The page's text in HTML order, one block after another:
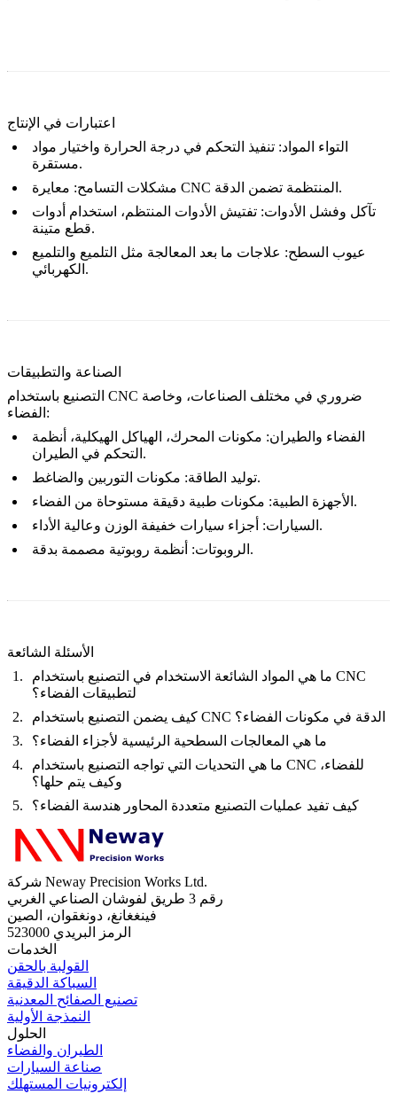
اعتبارات في الإنتاج
التواء المواد: تنفيذ التحكم في درجة الحرارة واختيار مواد
مستقرة.
مشكلات التسامح: معايرة CNC المنتظمة تضمن الدقة.
تآكل وفشل الأدوات: تفتيش الأدوات المنتظم، استخدام أدوات
قطع متينة.
عيوب السطح: علاجات ما بعد المعالجة مثل التلميع والتلميع
الكهربائي.
الصناعة والتطبيقات
التصنيع باستخدام CNC ضروري في مختلف الصناعات، وخاصة
الفضاء:
الفضاء والطيران: مكونات المحرك، الهياكل الهيكلية، أنظمة
التحكم في الطيران.
توليد الطاقة: مكونات التوربين والضاغط.
الأجهزة الطبية : مكونات طبية دقيقة مستوحاة من الفضاء.
السيارات : أجزاء سيارات خفيفة الوزن وعالية الأداء.
الروبوتات : أنظمة روبوتية مصممة بدقة.
الأسئلة الشائعة
ما هي المواد الشائعة الاستخدام في التصنيع باستخدام CNC
لتطبيقات الفضاء؟
كيف يضمن التصنيع باستخدام CNC الدقة في مكونات الفضاء؟
ما هي المعالجات السطحية الرئيسية لأجزاء الفضاء؟
ما هي التحديات التي تواجه التصنيع باستخدام CNC للفضاء،
وكيف يتم حلها؟
كيف تفيد عمليات التصنيع متعددة المحاور هندسة الفضاء؟
شركة Neway Precision Works Ltd.
رقم 3 طريق لفوشان الصناعي الغربي
فينغغانغ، دونغقوان، الصين
الرمز البريدي 523000
الخدمات
القولبة بالحقن
السباكة الدقيقة
تصنيع الصفائح المعدنية
النمذجة الأولية
الحلول
الطيران والفضاء
صناعة السيارات
إلكترونيات المستهلك